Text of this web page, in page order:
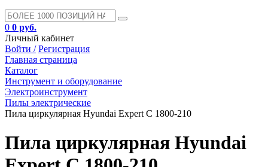
0 0 руб.
Личный кабинет
Войти / Регистрация
Главная страница
Каталог
Инструмент и оборудование
Электроинструмент
Пилы электрические
Пила циркулярная Hyundai Expert C 1800-210
Пила циркулярная Hyundai